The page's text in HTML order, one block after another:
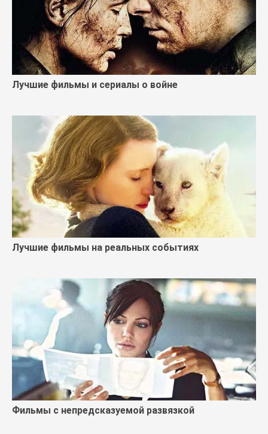
Лучшие фильмы и сериалы о войне
Лучшие фильмы на реальных событиях
Фильмы с непредсказуемой развязкой